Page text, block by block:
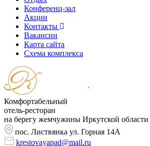
Конференц-зал
Акции
Контакты
Вакансии
Карта сайта
Cхема комплекса
Комфортабельный
отель-ресторан
на берегу жемчужины Иркутской области
пос. Листвянка ул. Горная 14А
krestovayapad@mail.ru